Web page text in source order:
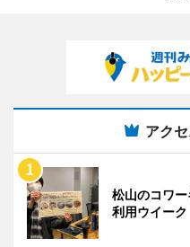
アク
松山のコワ
利用ウイー